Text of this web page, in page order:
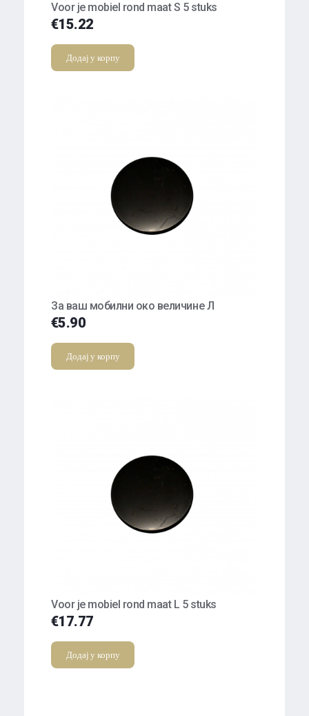
Voor je mobiel rond maat S 5 stuks
€15.22
Додај у корпу
За ваш мобилни око величине Л
€5.90
Додај у корпу
Voor je mobiel rond maat L 5 stuks
€17.77
Додај у корпу